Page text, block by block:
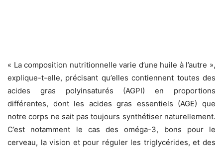
« La composition nutritionnelle varie d’une huile à l’autre »,
explique-t-elle, précisant qu’elles contiennent toutes des
acides gras polyinsaturés (AGPI) en proportions
différentes, dont les acides gras essentiels (AGE) que
notre corps ne sait pas toujours synthétiser naturellement.
C’est notamment le cas des oméga-3, bons pour le
cerveau, la vision et pour réguler les triglycérides, et des